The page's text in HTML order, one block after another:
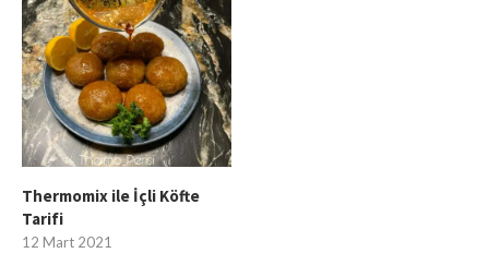
Thermomix ile İçli Köfte
Tarifi
12 Mart 2021